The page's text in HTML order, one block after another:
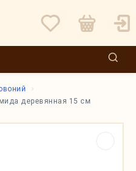
деревянная 15 см